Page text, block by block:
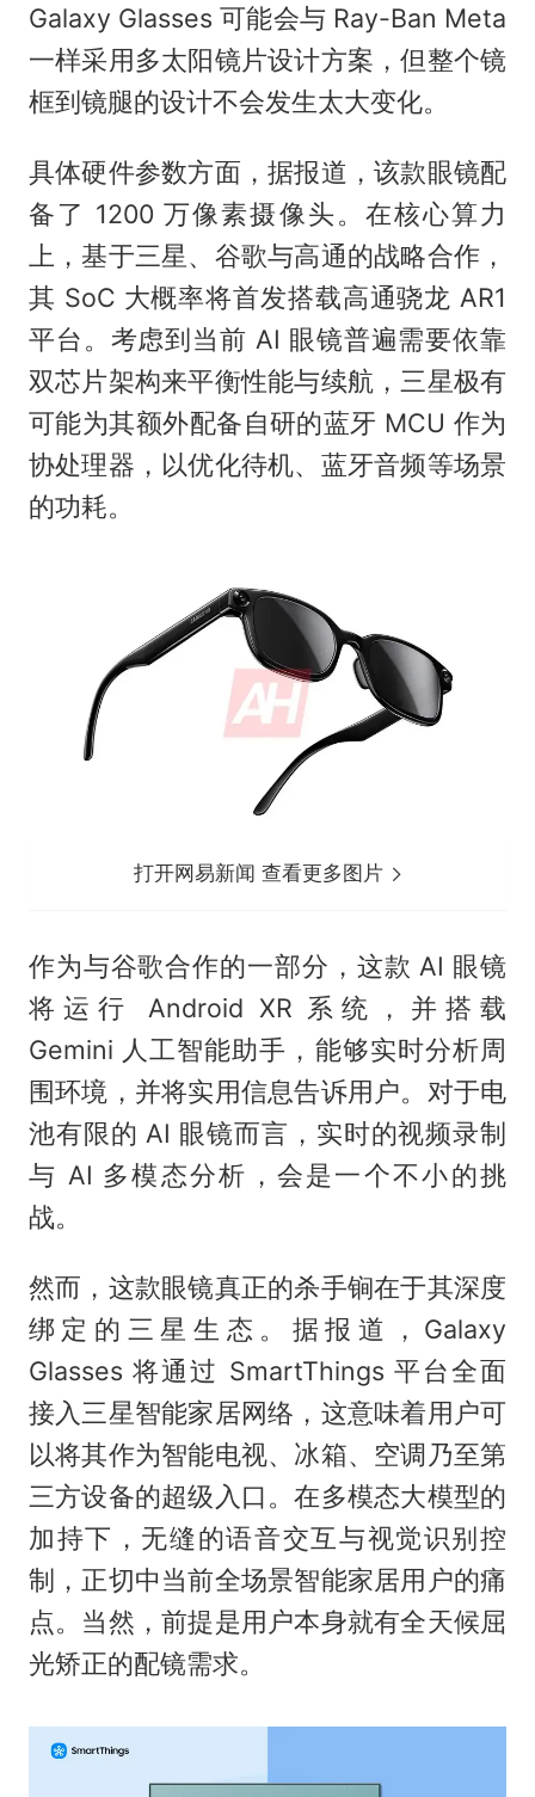
Galaxy Glasses 可能会与 Ray-Ban Meta
一样采用多太阳镜片设计方案，但整个镜
框到镜腿的设计不会发生太大变化。
具体硬件参数方面，据报道，该款眼镜配
备了 1200 万像素摄像头。在核心算力
上，基于三星、谷歌与高通的战略合作，
其 SoC 大概率将首发搭载高通骁龙 AR1
平台。考虑到当前 AI 眼镜普遍需要依靠
双芯片架构来平衡性能与续航，三星极有
可能为其额外配备自研的蓝牙 MCU 作为
协处理器，以优化待机、蓝牙音频等场景
的功耗。
打开网易新闻 查看更多图片
作为与谷歌合作的一部分，这款 AI 眼镜
将运行 Android XR 系统，并搭载
Gemini 人工智能助手，能够实时分析周
围环境，并将实用信息告诉用户。对于电
池有限的 AI 眼镜而言，实时的视频录制
与 AI 多模态分析，会是一个不小的挑
战。
然而，这款眼镜真正的杀手锏在于其深度
绑定的三星生态。据报道，Galaxy
Glasses 将通过 SmartThings 平台全面
接入三星智能家居网络，这意味着用户可
以将其作为智能电视、冰箱、空调乃至第
三方设备的超级入口。在多模态大模型的
加持下，无缝的语音交互与视觉识别控
制，正切中当前全场景智能家居用户的痛
点。当然，前提是用户本身就有全天候屈
光矫正的配镜需求。